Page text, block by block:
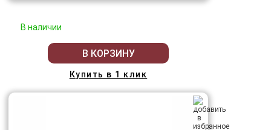
В наличии
В КОРЗИНУ
Купить в 1 клик